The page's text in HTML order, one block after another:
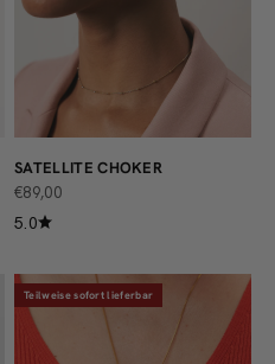
SATELLITE CHOKER
ANGEBOT
€89,00
5.0
Teilweise sofort lieferbar